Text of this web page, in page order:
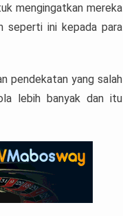
mengingatkan mereka
seperti ini kepada para
pendekatan yang salah
lebih banyak dan itu